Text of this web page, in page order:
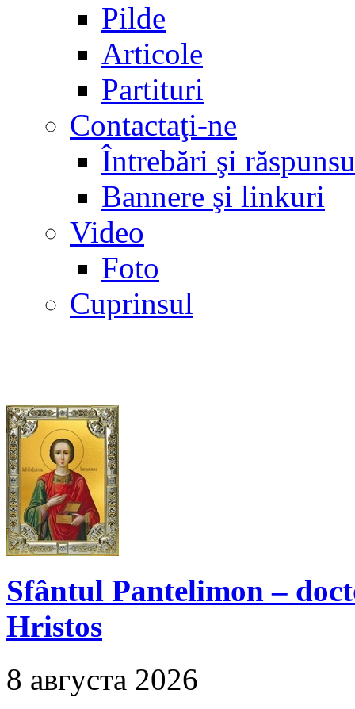
Pilde
Articole
Partituri
Contactaţi-ne
Întrebări şi
Bannere şi linkuri
Video
Foto
Cuprinsul
Sfântul Pantelimon –
Hristos
8 августа 2026